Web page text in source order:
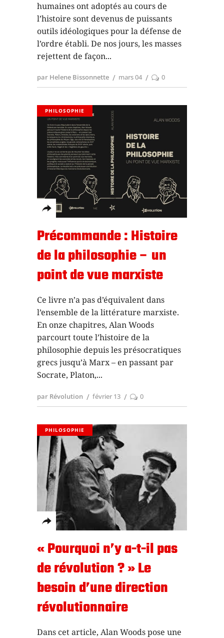
humaines ont adoptés au cours de
l’histoire sont devenus de puissants
outils idéologiques pour la défense de
l’ordre établi. De nos jours, les masses
rejettent de façon
par Helene Bissonnette mars 04 0
PHILOSOPHIE
Précommande : Histoire
de la philosophie – un
point de vue marxiste
Ce livre n’a pas d’équivalent dans
l’ensemble de la littérature marxiste.
En onze chapitres, Alan Woods
parcourt toute l’histoire de la
philosophie depuis les présocratiques
grecs jusqu’à Marx – en passant par
Socrate, Platon,
par Révolution février 13 0
PHILOSOPHIE
« Pourquoi n’y a-t-il pas
de révolution ? » Le
besoin d’une direction
révolutionnaire
Dans cet article, Alan Woods pose une